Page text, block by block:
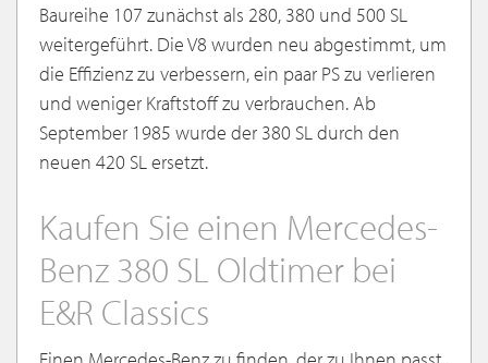
Baureihe 107 zunächst als 280, 380 und 500 SL
weitergeführt. Die V8 wurden neu abgestimmt, um
die Effizienz zu verbessern, ein paar PS zu verlieren
und weniger Kraftstoff zu verbrauchen. Ab
September 1985 wurde der 380 SL durch den
neuen 420 SL ersetzt.
Kaufen Sie einen Mercedes-
Benz 380 SL Oldtimer bei
E&R Classics